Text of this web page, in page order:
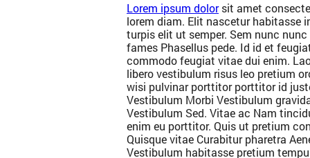
Lorem ipsum dolorsit amet
lorem diam. Elit nascetur habitasse
turpis elit ut semper. Sem nunc
fames Phasellus pede. Id id et
commodo feugiat vitae dui enim.
libero vestibulum risus leo pretium
wisi pulvinar porttitor porttitor id
Vestibulum Morbi Vestibulum
Vestibulum Sed. Vitae ac Nam
enim eu porttitor. Quis ut pretium
Quisque vitae Curabitur pharetra
Vestibulum habitasse pretium